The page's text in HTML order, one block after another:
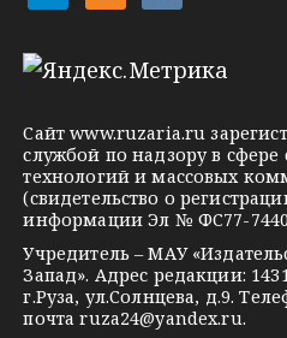
e
l
r
a
m
d
o
l
a
s
s
n
i
k
n
a
k
t
e
Сайтwww.ruzaria.ru
службой по надзору в
технологий и массовых
(свидетельство о
информации Эл № ФС77-
Учредитель – МАУ
Запад». Адрес редакции:
г.Руза, ул.Солнцева, д.9.
почтаruza24@yandex.ru.